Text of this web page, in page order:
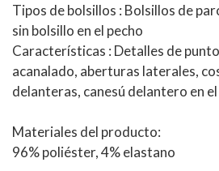
Tipos de bolsillos : Bolsillos de
sin bolsillo en el pecho
Características : Detalles de
acanalado, aberturas laterales,
delanteras, canesú delantero en
Materiales del producto:
96% poliéster, 4% elastano